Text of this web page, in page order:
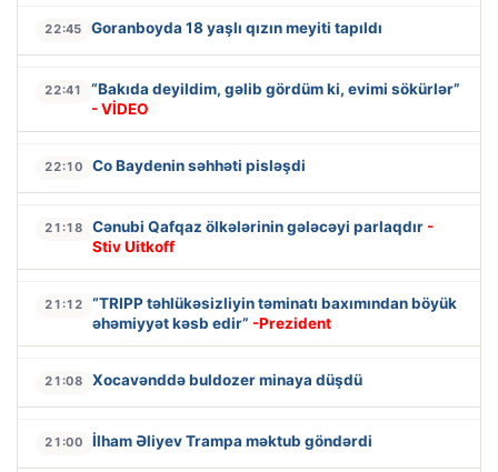
22:45 Goranboyda 18 yaşlı qızın meyiti tapıldı
22:41
“Bakıda deyildim, gəlib gördüm ki, evimi sökürlər”
- VİDEO
22:10 Co Baydenin səhhəti pisləşdi
21:18 Cənubi Qafqaz ölkələrinin gələcəyi parlaqdır -
Stiv Uitkoff
21:12
“TRIPP təhlükəsizliyin təminatı baxımından böyük
əhəmiyyət kəsb edir” -Prezident
21:08 Xocavənddə buldozer minaya düşdü
21:00 İlham Əliyev Trampa məktub göndərdi